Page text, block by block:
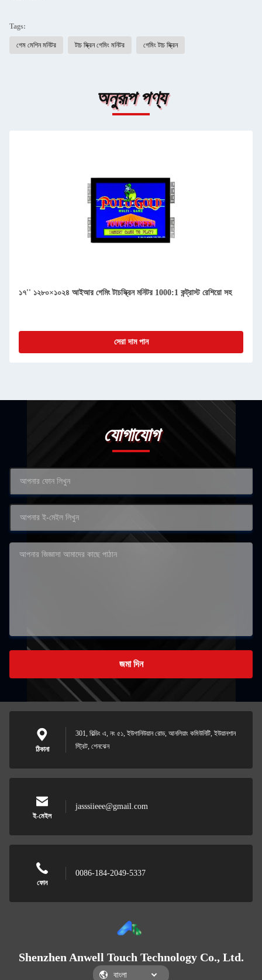
Tags:
গেম মেশিন মনিটর টাচ স্ক্রিন গেমিং মনিটর গেমিং টাচ স্ক্রিন
অনুরূপ পণ্য
32 ইঞ্চি 10 পয়েন্ট 1920x1080 এইচডি টাচ স্ক্রিন গেমিং মনিটর
সেরা দাম পান
যোগাযোগ
জমা দিন
ঠিকানা
301, বিল্ডিং এ, নং ৫১, ইউগানিউয়ান রোড, আনলিয়াং কমিউনিটি, ইউয়ানশান
স্ট্রিট, শেনঝেন
ই-মেইল
jasssiieee@gmail.com
ফোন
0086-184-2049-5337
Shenzhen Anwell Touch Technology Co., Ltd.